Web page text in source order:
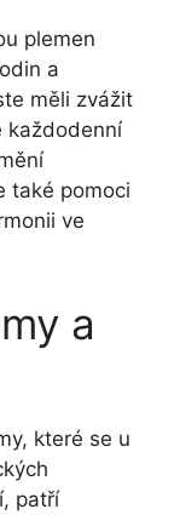
plemen
a
měli zvážit
každodenní
také pomoci
ve
a
které se u
patří